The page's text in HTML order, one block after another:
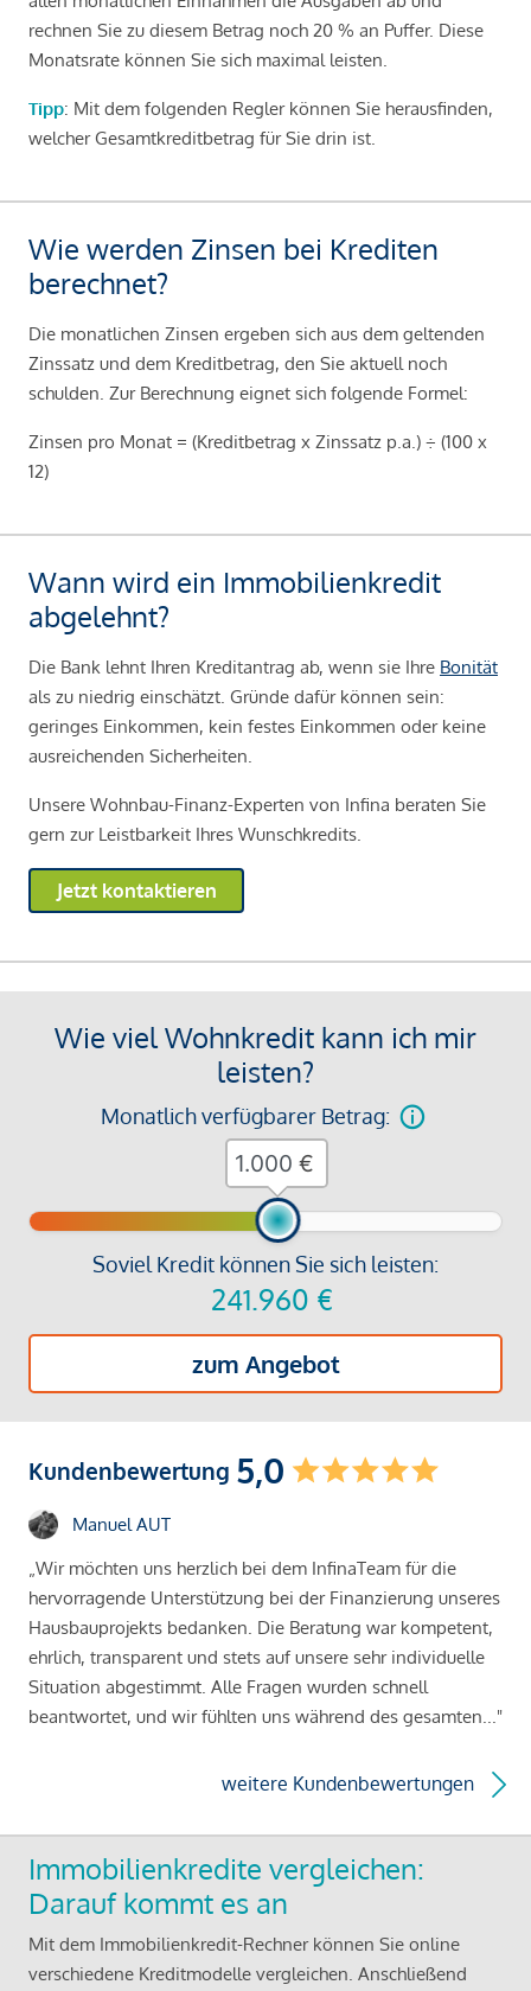
rechnen Sie zu diesem Betrag noch 20 % an Puffer. Diese
Monatsrate können Sie sich maximal leisten.
Tipp: Mit dem folgenden Regler können Sie herausfinden,
welcher Gesamtkreditbetrag für Sie drin ist.
Wie werden Zinsen bei Krediten
berechnet?
Die monatlichen Zinsen ergeben sich aus dem geltenden
Zinssatz und dem Kreditbetrag, den Sie aktuell noch
schulden. Zur Berechnung eignet sich folgende Formel:
Zinsen pro Monat = (Kreditbetrag x Zinssatz p.a.) ÷ (100 x
12)
Wann wird ein Immobilienkredit
abgelehnt?
Die Bank lehnt Ihren Kreditantrag ab, wenn sie Ihre Bonität
als zu niedrig einschätzt. Gründe dafür können sein:
geringes Einkommen, kein festes Einkommen oder keine
ausreichenden Sicherheiten.
Unsere Wohnbau-Finanz-Experten von Infina beraten Sie
gern zur Leistbarkeit Ihres Wunschkredits.
Jetzt kontaktieren
Wie viel Wohnkredit kann ich mir
leisten?
Monatlich verfügbarer Betrag:
Soviel Kredit können Sie sich leisten:
241.960 €
zum Angebot
€
Kundenbewertung 5,0
Manuel AUT
„Wir möchten uns herzlich bei dem InfinaTeam für die
hervorragende Unterstützung bei der Finanzierung unseres
Hausbauprojekts bedanken. Die Beratung war kompetent,
ehrlich, transparent und stets auf unsere sehr individuelle
Situation abgestimmt. Alle Fragen wurden schnell
beantwortet, und wir fühlten uns während des gesamten..."
weitere Kundenbewertungen
Immobilienkredite vergleichen:
Darauf kommt es an
Mit dem Immobilienkredit-Rechner können Sie online
verschiedene Kreditmodelle vergleichen. Anschließend